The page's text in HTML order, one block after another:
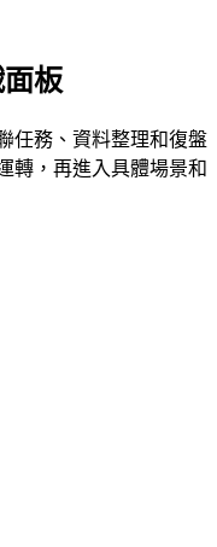
板
任務、資料整理和復盤
轉，再進入具體場景和